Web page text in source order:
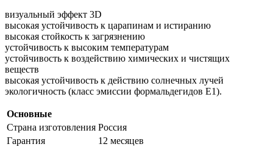
визуальный эффект 3D
высокая устойчивость к царапинам и истиранию
высокая стойкость к загрязнению
устойчивость к высоким температурам
устойчивость к воздействию химических и чистящих
веществ
высокая устойчивость к действию солнечных лучей
экологичность (класс эмиссии формальдегидов Е1).
Основные
Страна изготовления Россия
Гарантия
12 месяцев